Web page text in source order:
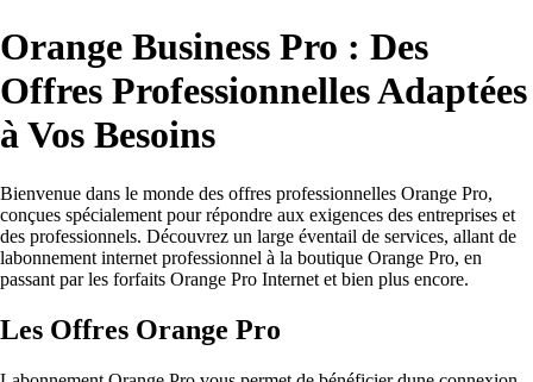
Orange Business Pro : Des
Offres Professionnelles Adaptées
à Vos Besoins
Bienvenue dans le monde des offres professionnelles Orange Pro,
conçues spécialement pour répondre aux exigences des entreprises et
des professionnels. Découvrez un large éventail de services, allant de
labonnement internet professionnel à la boutique Orange Pro, en
passant par les forfaits Orange Pro Internet et bien plus encore.
Les Offres Orange Pro